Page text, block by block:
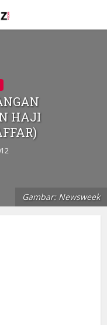
HAJI
Gambar: Newsweek